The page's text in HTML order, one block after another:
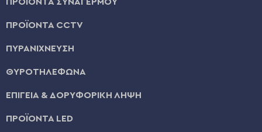
ΠΡΟΪΟΝΤΑ CCTV
ΠΥΡΑΝΙΧΝΕΥΣΗ
ΘΥΡΟΤΗΛΕΦΩΝΑ
ΕΠΙΓΕΙΑ & ΔΟΡΥΦΟΡΙΚΗ ΛΗΨΗ
ΠΡΟΪΟΝΤΑ LED